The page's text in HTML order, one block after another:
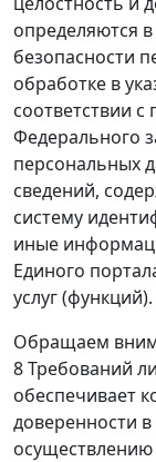
определяются
безопасности
обработке в
соответствии
Федерального
персональных
сведений,
систему
иные
Единого
услуг (функций).
Обращаем
8 Требований
обеспечивает
доверенности